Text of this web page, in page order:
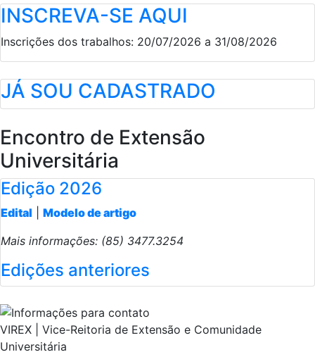
INSCREVA-SE AQUI
Inscrições dos trabalhos: 20/07/2026 a 31/08/2026
JÁ SOU CADASTRADO
Encontro de Extensão
Universitária
Edição 2026
Edital
Modelo de artigo
Mais informações: (85) 3477.3254
Edições anteriores
VIREX | Vice-Reitoria de Extensão e Comunidade
Universitária